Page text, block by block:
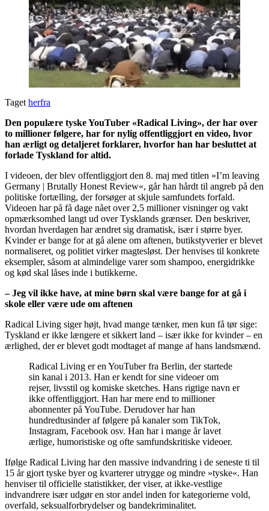
Taget herfra
Den populære tyske YouTuber «Radical Living», der har over
to millioner følgere, har for nylig offentliggjort en video, hvor
han ærligt og detaljeret forklarer, hvorfor han har besluttet at
forlade Tyskland for altid.
I videoen, der blev offentliggjort den 8. maj med titlen »I’m leaving
Germany | Brutally Honest Review«, går han hårdt til angreb på den
politiske fortælling, der forsøger at skjule samfundets forfald.
Videoen har på få dage nået over 2,5 millioner visninger og vakt
opmærksomhed langt ud over Tysklands grænser. Den beskriver,
hvordan hverdagen har ændret sig dramatisk, især i større byer.
Kvinder er bange for at gå alene om aftenen, butikstyverier er blevet
normaliseret, og politiet virker magtesløst. Der henvises til konkrete
eksempler, såsom at almindelige varer som shampoo, energidrikke
og kød skal låses inde i butikkerne.
– Jeg vil ikke have, at mine børn skal være bange for at gå i
skole eller være ude om aftenen
Radical Living siger højt, hvad mange tænker, men kun få tør sige:
Tyskland er ikke længere et sikkert land – især ikke for kvinder – en
ærlighed, der er blevet godt modtaget af mange af hans landsmænd.
Radical Living er en YouTuber fra Berlin, der startede
sin kanal i 2013. Han er kendt for sine videoer om
rejser, livsstil og komiske sketches. Hans rigtige navn er
ikke offentliggjort. Han har mere end to millioner
abonnenter på YouTube. Derudover har han
hundredtusinder af følgere på kanaler som TikTok,
Instagram, Facebook osv. Han har i mange år lavet
ærlige, humoristiske og ofte samfundskritiske videoer.
Ifølge Radical Living har den massive indvandring i de seneste ti til
15 år gjort tyske byer og kvarterer utrygge og mindre »tyske«. Han
henviser til officielle statistikker, der viser, at ikke-vestlige
indvandrere især udgør en stor andel inden for kategorierne vold,
overfald, seksualforbrydelser og bandekriminalitet.